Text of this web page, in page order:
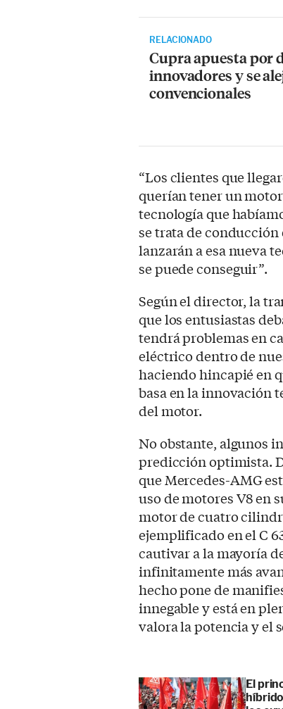
RELACIONADO
Cupra apuesta por
innovadores y se
convencionales
“Los clientes que
querían tener un
tecnología que
se trata de conducción
lanzarán a esa nueva
se puede conseguir”.
Según el director, la
que los entusiastas
tendrá problemas en
eléctrico dentro de
haciendo hincapié en
basa en la innovación
del motor.
No obstante, algunos
predicción optimista.
que Mercedes-AMG
uso de motores V8 en
motor de cuatro
ejemplificado en el C
cautivar a la mayoría
infinitamente más
hecho pone de
innegable y está en
valora la potencia y el
El